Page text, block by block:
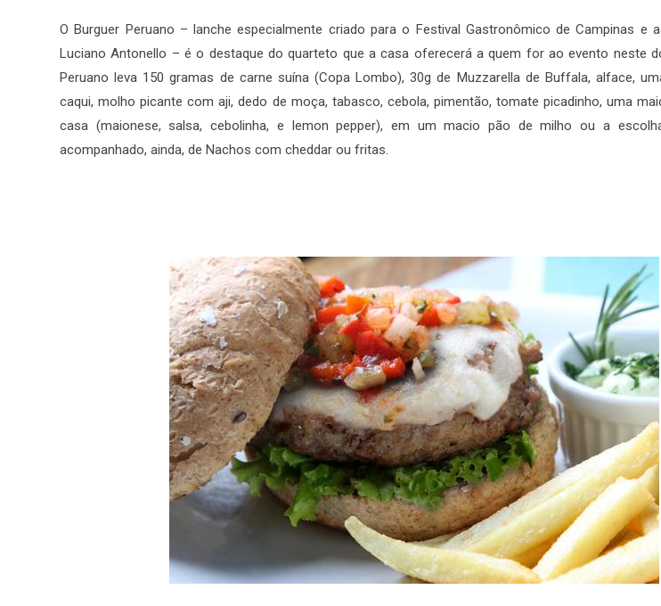
O Burguer Peruano – lanche especialmente criado para o Festival Gastronômico de Campinas e
Luciano Antonello – é o destaque do quarteto que a casa oferecerá a quem for ao evento neste
Peruano leva 150 gramas de carne suína (Copa Lombo), 30g de Muzzarella de Buffala, alface,
caqui, molho picante com aji, dedo de moça, tabasco, cebola, pimentão, tomate picadinho, uma
casa (maionese, salsa, cebolinha, e lemon pepper), em um macio pão de milho ou a
acompanhado, ainda, de Nachos com cheddar ou fritas.